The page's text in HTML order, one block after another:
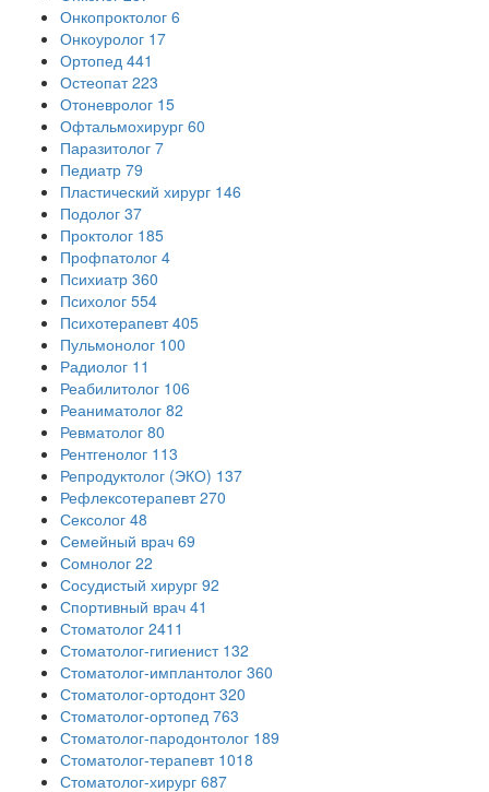
Онкопроктолог 6
Онкоуролог 17
Ортопед 441
Остеопат 223
Отоневролог 15
Офтальмохирург 60
Паразитолог 7
Педиатр 79
Пластический хирург 146
Подолог 37
Проктолог 185
Профпатолог 4
Психиатр 360
Психолог 554
Психотерапевт 405
Пульмонолог 100
Радиолог 11
Реабилитолог 106
Реаниматолог 82
Ревматолог 80
Рентгенолог 113
Репродуктолог (ЭКО) 137
Рефлексотерапевт 270
Сексолог 48
Семейный врач 69
Сомнолог 22
Сосудистый хирург 92
Спортивный врач 41
Стоматолог 2411
Стоматолог-гигиенист 132
Стоматолог-имплантолог 360
Стоматолог-ортодонт 320
Стоматолог-ортопед 763
Стоматолог-пародонтолог 189
Стоматолог-терапевт 1018
Стоматолог-хирург 687